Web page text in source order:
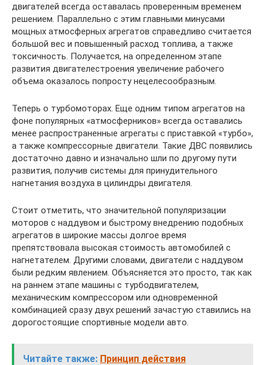
двигателей всегда оставалась проверенным временем
решением. Параллельно с этим главными минусами
мощных атмосферных агрегатов справедливо считается
большой вес и повышенный расход топлива, а также
токсичность. Получается, на определенном этапе
развития двигателестроения увеличение рабочего
объема оказалось попросту нецелесообразным.
Теперь о турбомоторах. Еще одним типом агрегатов на
фоне популярных «атмосферников» всегда оставались
менее распространенные агрегаты с приставкой «турбо»,
а также компрессорные двигатели. Такие ДВС появились
достаточно давно и изначально шли по другому пути
развития, получив системы для принудительного
нагнетания воздуха в цилиндры двигателя.
Стоит отметить, что значительной популяризации
моторов с наддувом и быстрому внедрению подобных
агрегатов в широкие массы долгое время
препятствовала высокая стоимость автомобилей с
нагнетателем. Другими словами, двигатели с наддувом
были редким явлением. Объясняется это просто, так как
на раннем этапе машины с турбодвигателем,
механическим компрессором или одновременной
комбинацией сразу двух решений зачастую ставились на
дорогостоящие спортивные модели авто.
Читайте также: Принцип действия